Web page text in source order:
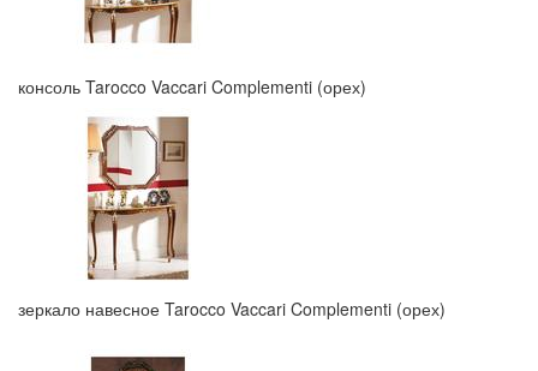
консоль Tarocco Vaccari Complementi (орех)
зеркало навесное Tarocco Vaccari Complementi (орех)